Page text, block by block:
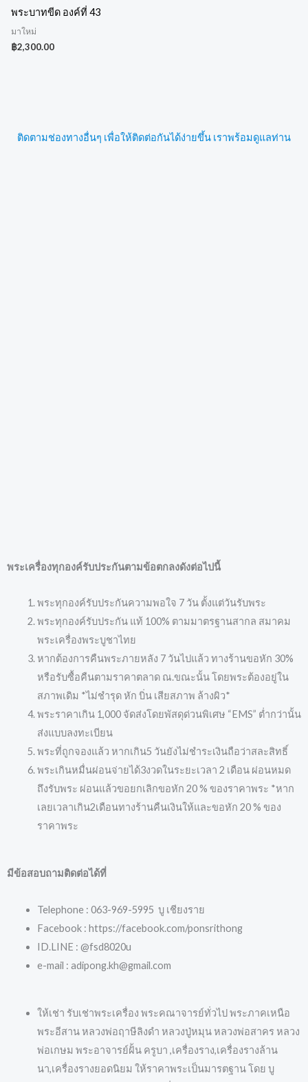
พระบาทขีด องค์ที่ 43
มาใหม่
฿2,300.00
ติดตามช่องทางอื่นๆ เพื่อให้ติดต่อกันได้ง่ายขึ้น เราพร้อมดูแลท่าน
พระเครื่องทุกองค์รับประกันตามข้อตกลงดังต่อไปนี้
พระทุกองค์รับประกันความพอใจ 7 วัน ตั้งแต่วันรับพระ
พระทุกองค์รับประกัน แท้ 100% ตามมาตรฐานสากล สมาคม
พระเครื่องพระบูชาไทย
หากต้องการคืนพระภายหลัง 7 วันไปแล้ว ทางร้านขอหัก 30%
หรือรับซื้อคืนตามราคาตลาด ณ.ขณะนั้น โดยพระต้องอยู่ใน
สภาพเดิม *ไม่ชำรุด หัก บิ่น เสียสภาพ ล้างผิว*
พระราคาเกิน 1,000 จัดส่งโดยพัสดุด่วนพิเศษ “EMS” ต่ำกว่านั้น
ส่งแบบลงทะเบียน
พระที่ถูกจองแล้ว หากเกิน5 วันยังไม่ชำระเงินถือว่าสละสิทธิ์
พระเกินหมื่นผ่อนจ่ายได้3งวดในระยะเวลา 2 เดือน ผ่อนหมด
ถึงรับพระ ผ่อนแล้วขอยกเลิกขอหัก 20 % ของราคาพระ *หาก
เลยเวลาเกิน2เดือนทางร้านคืนเงินให้และขอหัก 20 % ของ
ราคาพระ
มีข้อสอบถามติดต่อได้ที่
Telephone : 063-969-5995 บู เชียงราย
Facebook : https://facebook.com/ponsrithong
ID.LINE : @fsd8020u
e-mail : adipong.kh@gmail.com
ให้เช่า รับเช่าพระเครื่อง พระคณาจารย์ทั่วไป พระภาคเหนือ
พระอีสาน หลวงพ่อฤาษีลิงดำ หลวงปู่หมุน หลวงพ่อสาคร หลวง
พ่อเกษม พระอาจารย์ฝั้น ครูบา ,เครื่องราง,เครื่องรางล้าน
นา,เครื่องรางยอดนิยม ให้ราคาพระเป็นมารตฐาน โดย บู